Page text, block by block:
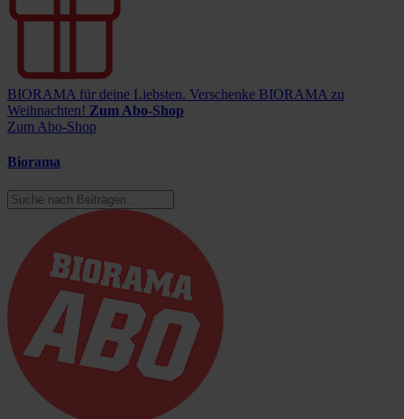
BIORAMA für deine Liebsten. Verschenke BIORAMA zu
Weihnachten! Zum Abo-Shop
Zum Abo-Shop
Biorama